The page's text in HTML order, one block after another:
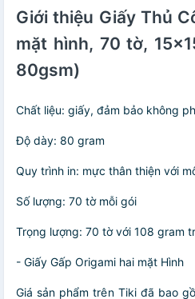
Giới thiệu Giấy Thủ
mặt hình, 70 tờ,
80gsm)
Chất liệu: giấy, đảm bảo không
Độ dày: 80 gram
Quy trình in: mực thân thiện với
Số lượng: 70 tờ mỗi gói
Trọng lượng: 70 tờ với 108 gram
- Giấy Gấp Origami hai mặt Hình
Giá sản phẩm trên Tiki đã bao